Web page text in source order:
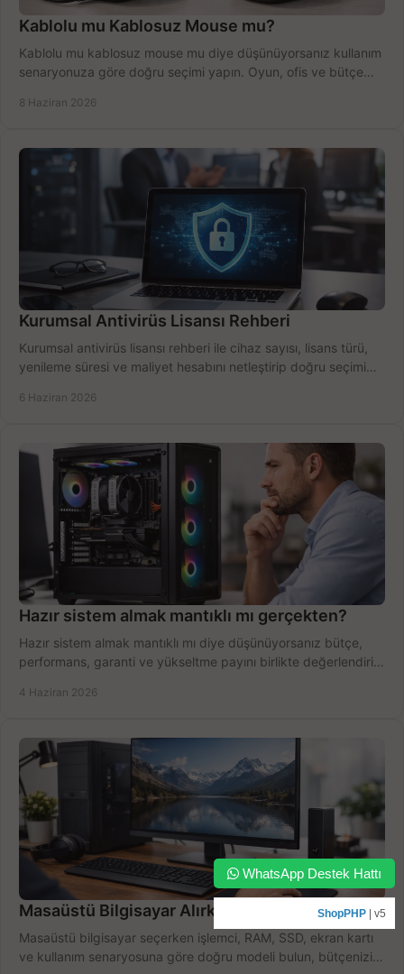
Kablolu mu Kablosuz Mouse mu?
Kablolu mu kablosuz mouse mu diye düşünüyorsanız kullanım
senaryonuza göre doğru seçimi yapın. Oyun, ofis ve bütçe
8 Haziran 2026
Kurumsal Antivirüs Lisansı Rehberi
Kurumsal antivirüs lisansı rehberi ile cihaz sayısı, lisans türü,
yenileme süresi ve maliyet hesabını netleştirip doğru seçimi
6 Haziran 2026
Hazır sistem almak mantıklı mı gerçekten?
Hazır sistem almak mantıklı mı diye düşünüyorsanız bütçe,
performans, garanti ve yükseltme payını birlikte değerlendirin,
4 Haziran 2026
Masaüstü Bilgisayar Alırken Doğru Seçim
Masaüstü bilgisayar seçerken işlemci, RAM, SSD, ekran kartı
ve kullanım senaryosuna göre doğru modeli bulun, bütçenizi
WhatsApp Destek Hattı
ShopPHP | v5